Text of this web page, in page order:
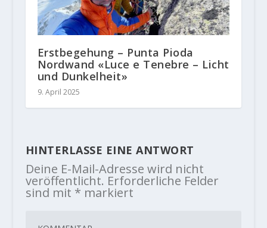
Erstbegehung – Punta Pioda
Nordwand «Luce e Tenebre – Licht
und Dunkelheit»
9. April 2025
HINTERLASSE EINE ANTWORT
Deine E-Mail-Adresse wird nicht
veröffentlicht. Erforderliche Felder
sind mit * markiert